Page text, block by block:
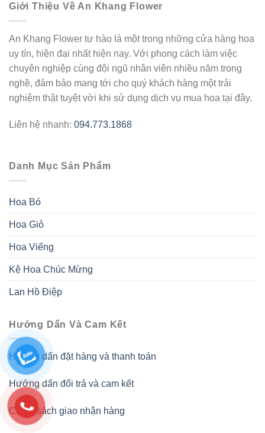
Giới Thiệu Về An Khang Flower
An Khang Flower tự hào là một trong những cửa hàng hoa
uy tín, hiện đại nhất hiện nay. Với phong cách làm việc
chuyên nghiệp cùng đội ngũ nhân viên nhiều năm trong
nghề, đảm bảo mang tới cho quý khách hàng một trải
nghiệm thật tuyệt vời khi sử dụng dịch vụ mua hoa tại đây.
Liên hệ nhanh: 094.773.1868
Danh Mục Sản Phẩm
Hoa Bó
Hoa Giỏ
Hoa Viếng
Kệ Hoa Chúc Mừng
Lan Hồ Điệp
Hướng Dẩn Và Cam Kết
Hướng dẩn đặt hàng và thanh toán
Hướng dẩn đổi trả và cam kết
Chính sách giao nhận hàng